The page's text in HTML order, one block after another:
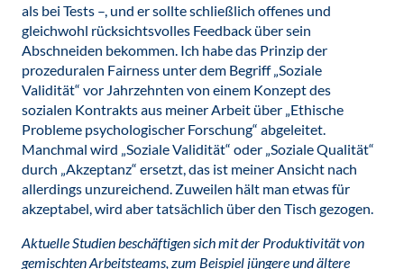
als bei Tests –, und er sollte schließlich offenes und
gleichwohl rücksichtsvolles Feedback über sein
Abschneiden bekommen. Ich habe das Prinzip der
prozeduralen Fairness unter dem Begriff „Soziale
Validität“ vor Jahrzehnten von einem Konzept des
sozialen Kontrakts aus meiner Arbeit über „Ethische
Probleme psychologischer Forschung“ abgeleitet.
Manchmal wird „Soziale Validität“ oder „Soziale Qualität“
durch „Akzeptanz“ ersetzt, das ist meiner Ansicht nach
allerdings unzureichend. Zuweilen hält man etwas für
akzeptabel, wird aber tatsächlich über den Tisch gezogen.
Aktuelle Studien beschäftigen sich mit der Produktivität von
gemischten Arbeitsteams, zum Beispiel jüngere und ältere